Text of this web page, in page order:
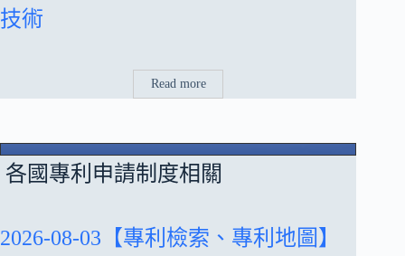
技術
Read more
各國專利申請制度相關
2026-08-03【專利檢索、專利地圖】